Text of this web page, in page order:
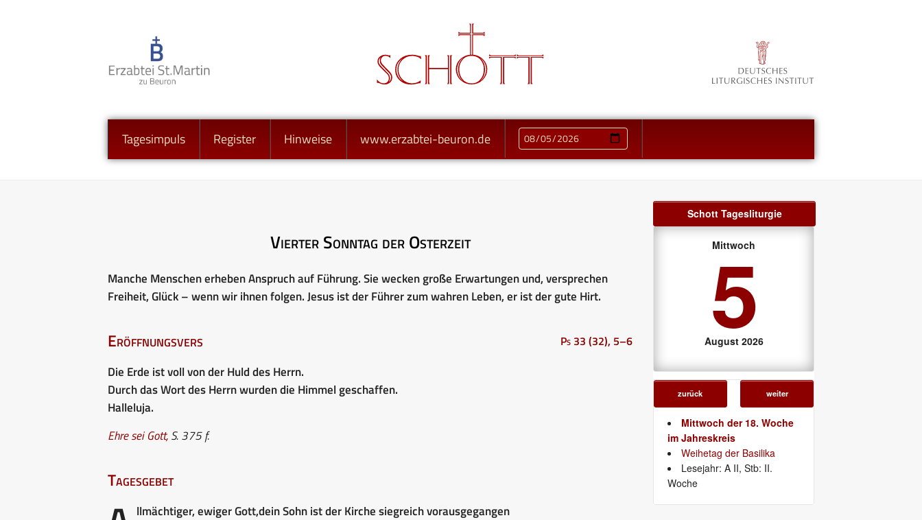
Tagesimpuls Register Hinweise www.erzabtei-beuron.de
Vierter Sonntag der Osterzeit
Manche Menschen erheben Anspruch auf Führung. Sie wecken große Erwartungen und, versprechen
Freiheit, Glück – wenn wir ihnen folgen. Jesus ist der Führer zum wahren Leben, er ist der gute Hirt.
Eröffnungsvers Ps 33 (32), 5–6
Die Erde ist voll von der Huld des Herrn.
Durch das Wort des Herrn wurden die Himmel geschaffen.
Halleluja.
Ehre sei Gott,S. 375 f.
Tagesgebet
llmächtiger, ewiger Gott,dein Sohn ist der Kirche siegreich vorausgegangen
Schott Tagesliturgie
Mittwoch
5
August 2026
zurück weiter
Mittwoch der 18. Woche
im Jahreskreis
Weihetag der Basilika
Lesejahr: A II, Stb: II.
Woche